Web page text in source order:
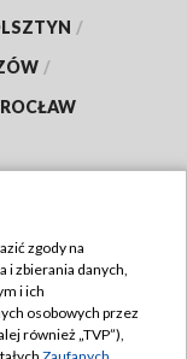
/
/
zgody na
i zbierania danych,
i ich
osobowych przez
również „TVP”),